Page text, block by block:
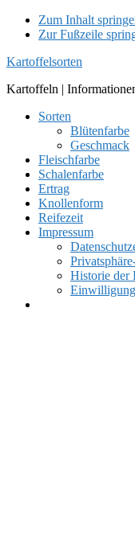
Zum Inhalt
Zur Fußzeile
Kartoffelsorten
Kartoffeln |
Sorten
Blütenfarbe
Geschmack
Fleischfarbe
Schalenfarbe
Ertrag
Knollenform
Reifezeit
Impressum
Historie der